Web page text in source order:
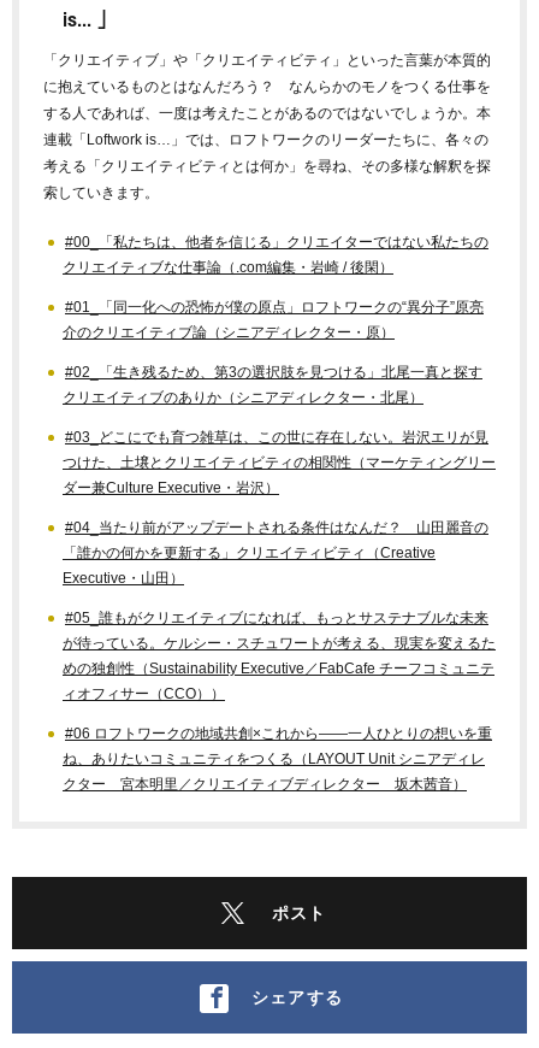
is... 」
「クリエイティブ」や「クリエイティビティ」といった言葉が本質的
に抱えているものとはなんだろう？ なんらかのモノをつくる仕事を
する人であれば、一度は考えたことがあるのではないでしょうか。本
連載「Loftwork is…」では、ロフトワークのリーダーたちに、各々の
考える「クリエイティビティとは何か」を尋ね、その多様な解釈を探
索していきます。
#00_「私たちは、他者を信じる」クリエイターではない私たちの
クリエイティブな仕事論（.com編集・岩崎 / 後閑）
#01_「同一化への恐怖が僕の原点」ロフトワークの“異分子”原亮
介のクリエイティブ論（シニアディレクター・原）
#02_「生き残るため、第3の選択肢を見つける」北尾一真と探す
クリエイティブのありか（シニアディレクター・北尾）
#03_どこにでも育つ雑草は、この世に存在しない。岩沢エリが見
つけた、土壌とクリエイティビティの相関性（マーケティングリー
ダー兼Culture Executive・岩沢）
#04_当たり前がアップデートされる条件はなんだ？ 山田麗音の
「誰かの何かを更新する」クリエイティビティ（Creative
Executive・山田）
#05_誰もがクリエイティブになれば、もっとサステナブルな未来
が待っている。ケルシー・スチュワートが考える、現実を変えるた
めの独創性（Sustainability Executive／FabCafe チーフコミュニテ
ィオフィサー（CCO））
#06 ロフトワークの地域共創×これから——一人ひとりの想いを重
ね、ありたいコミュニティをつくる（LAYOUT Unit シニアディレ
クター 宮本明里／クリエイティブディレクター 坂木茜音）
ポスト
シェアする